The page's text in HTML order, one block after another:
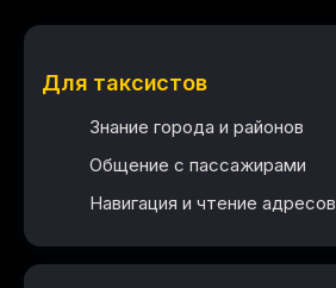
Для таксистов
Знание города и районов
Общение с пассажирами
Навигация и чтение адресов